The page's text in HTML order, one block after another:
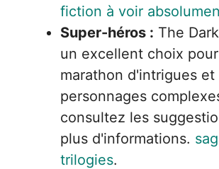
fiction à voir
Super-héros : The
un excellent choix
marathon d'intrigues et
personnages
consultez les
plus d'informations.
trilogies.